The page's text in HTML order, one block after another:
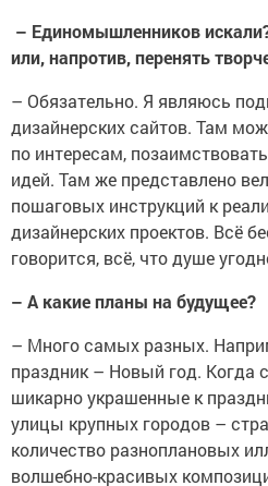
– Единомышленников
или, напротив, перенять
– Обязательно. Я являюсь
дизайнерских сайтов. Там
по интересам,
идей. Там же представлено
пошаговых инструкций к
дизайнерских проектов. Всё
говорится, всё, что душе
– А какие планы на будущее?
– Много самых разных.
праздник – Новый год. Когда
шикарно украшенные к
улицы крупных городов –
количество разноплановых
волшебно-красивых